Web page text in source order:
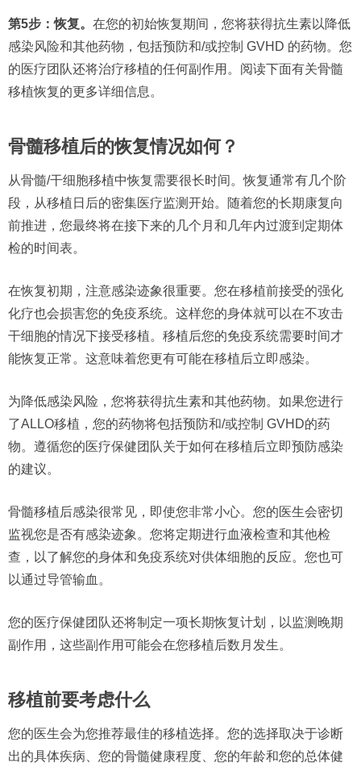
第5步：恢复。 在您的初始恢复期间，您将获得抗生素以降低
感染风险和其他药物，包括预防和/或控制 GVHD 的药物。您
的医疗团队还将治疗移植的任何副作用。阅读下面有关骨髓
移植恢复的更多详细信息。
骨髓移植后的恢复情况如何？
从骨髓/干细胞移植中恢复需要很长时间。恢复通常有几个阶
段，从移植日后的密集医疗监测开始。随着您的长期康复向
前推进，您最终将在接下来的几个月和几年内过渡到定期体
检的时间表。
在恢复初期，注意感染迹象很重要。您在移植前接受的强化
化疗也会损害您的免疫系统。这样您的身体就可以在不攻击
干细胞的情况下接受移植。移植后您的免疫系统需要时间才
能恢复正常。这意味着您更有可能在移植后立即感染。
为降低感染风险，您将获得抗生素和其他药物。如果您进行
了ALLO移植，您的药物将包括预防和/或控制 GVHD的药
物。遵循您的医疗保健团队关于如何在移植后立即预防感染
的建议。
骨髓移植后感染很常见，即使您非常小心。您的医生会密切
监视您是否有感染迹象。您将定期进行血液检查和其他检
查，以了解您的身体和免疫系统对供体细胞的反应。您也可
以通过导管输血。
您的医疗保健团队还将制定一项长期恢复计划，以监测晚期
副作用，这些副作用可能会在您移植后数月发生。
移植前要考虑什么
您的医生会为您推荐最佳的移植选择。您的选择取决于诊断
出的具体疾病、您的骨髓健康程度、您的年龄和您的总体健